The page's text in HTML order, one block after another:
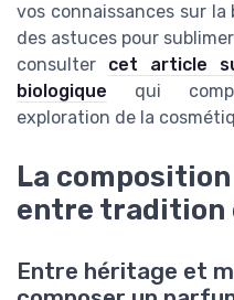
vos connaissances sur
des astuces pour
consulter cet article
biologique qui
exploration de la
La
entre tradition
Entre héritage et